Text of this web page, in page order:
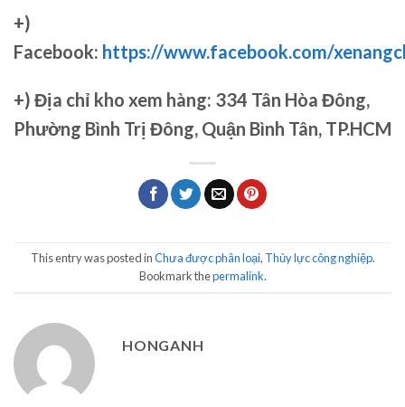
+)
Facebook: https://www.facebook.com/
+) Địa chỉ kho xem hàng: 334 Tân Hòa Đông,
Phường Bình Trị Đông, Quận Bình Tân, TP.HCM
This entry was posted inChưa được phân loại, Thủy lực công nghiệp.
Bookmark thepermalink.
HONGANH